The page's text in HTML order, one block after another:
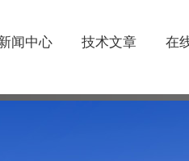
闻中心 技术文章 在